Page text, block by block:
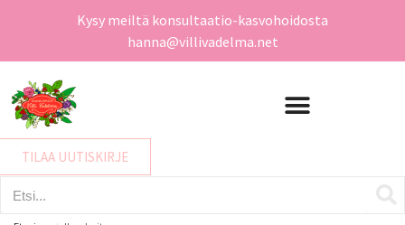
Kysy meiltä konsultaatio-kasvohoidosta
hanna@villivadelma.net
TILAA UUTISKIRJE